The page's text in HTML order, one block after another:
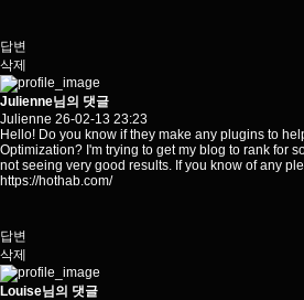
답변
삭제
Julienne님의 댓글
Julienne 26-02-13 23:23
Hello! Do you know if they make any plugins to
Optimization? I'm trying to get my blog to rank for
not seeing very good results. If you know of any
https://hothab.com/
답변
삭제
Louise님의 댓글